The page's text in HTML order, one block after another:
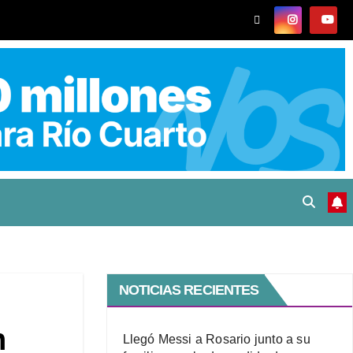
NOTICIAS RECIENTES
Llegó Messi a Rosario junto a su